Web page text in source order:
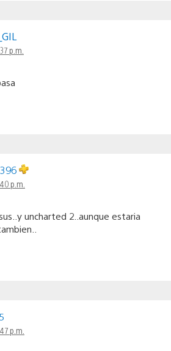
p.m.
p.m.
uncharted 2..aunque estaria
p.m.